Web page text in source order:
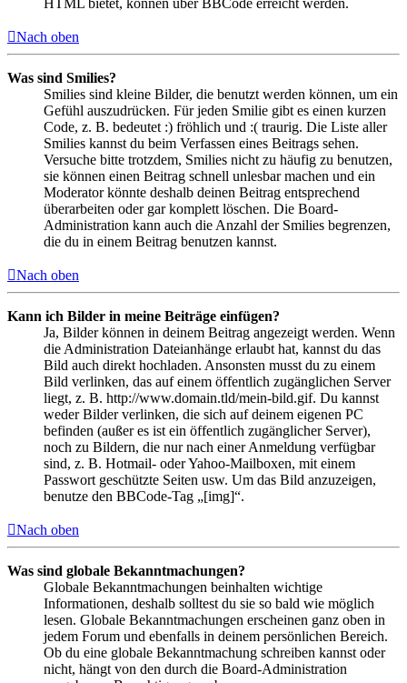
HTML bietet, können über BBCode erreicht werden.
Nach oben
Was sind Smilies?
Smilies sind kleine Bilder, die benutzt werden können, um ein
Gefühl auszudrücken. Für jeden Smilie gibt es einen kurzen
Code, z. B. bedeutet :) fröhlich und :( traurig. Die Liste aller
Smilies kannst du beim Verfassen eines Beitrags sehen.
Versuche bitte trotzdem, Smilies nicht zu häufig zu benutzen,
sie können einen Beitrag schnell unlesbar machen und ein
Moderator könnte deshalb deinen Beitrag entsprechend
überarbeiten oder gar komplett löschen. Die Board-
Administration kann auch die Anzahl der Smilies begrenzen,
die du in einem Beitrag benutzen kannst.
Nach oben
Kann ich Bilder in meine Beiträge einfügen?
Ja, Bilder können in deinem Beitrag angezeigt werden. Wenn
die Administration Dateianhänge erlaubt hat, kannst du das
Bild auch direkt hochladen. Ansonsten musst du zu einem
Bild verlinken, das auf einem öffentlich zugänglichen Server
liegt, z. B. http://www.domain.tld/mein-bild.gif. Du kannst
weder Bilder verlinken, die sich auf deinem eigenen PC
befinden (außer es ist ein öffentlich zugänglicher Server),
noch zu Bildern, die nur nach einer Anmeldung verfügbar
sind, z. B. Hotmail- oder Yahoo-Mailboxen, mit einem
Passwort geschützte Seiten usw. Um das Bild anzuzeigen,
benutze den BBCode-Tag „[img]“.
Nach oben
Was sind globale Bekanntmachungen?
Globale Bekanntmachungen beinhalten wichtige
Informationen, deshalb solltest du sie so bald wie möglich
lesen. Globale Bekanntmachungen erscheinen ganz oben in
jedem Forum und ebenfalls in deinem persönlichen Bereich.
Ob du eine globale Bekanntmachung schreiben kannst oder
nicht, hängt von den durch die Board-Administration